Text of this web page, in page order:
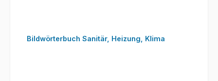
Bildwörterbuch Sanitär, Heizung, Klima